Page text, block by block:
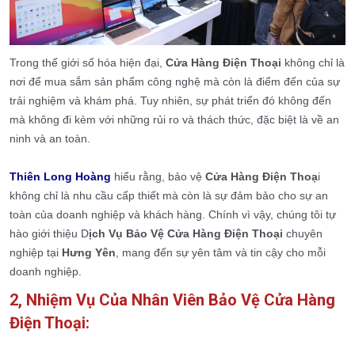
Trong thế giới số hóa hiện đại, Cửa Hàng Điện Thoại không chỉ là
nơi để mua sắm sản phẩm công nghệ mà còn là điểm đến của sự
trải nghiệm và khám phá. Tuy nhiên, sự phát triển đó không đến
mà không đi kèm với những rủi ro và thách thức, đặc biệt là về an
ninh và an toàn.
Thiên Long Hoàng hiểu rằng, bảo vệ Cửa Hàng Điện Thoại
không chỉ là nhu cầu cấp thiết mà còn là sự đảm bảo cho sự an
toàn của doanh nghiệp và khách hàng. Chính vì vậy, chúng tôi tự
hào giới thiệu Dịch Vụ Bảo Vệ Cửa Hàng Điện Thoại chuyên
nghiệp tại Hưng Yên , mang đến sự yên tâm và tin cậy cho mỗi
doanh nghiệp.
2, Nhiệm Vụ Của Nhân Viên Bảo Vệ Cửa Hàng
Điện Thoại: